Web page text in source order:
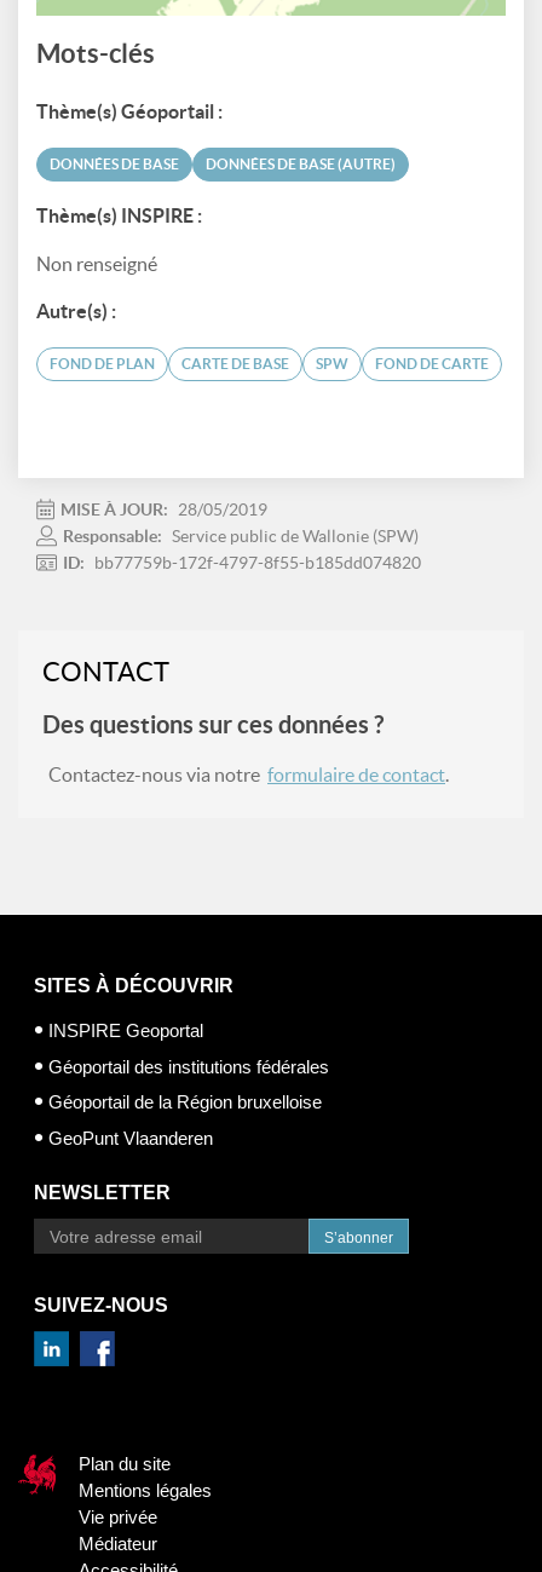
Mots-clés
Thème(s) Géoportail :
DONNÉES DE BASE DONNÉES DE BASE (AUTRE)
Thème(s) INSPIRE :
Non renseigné
Autre(s) :
FOND DE PLAN CARTE DE BASE SPW FOND DE CARTE
MISE À JOUR:
28/05/2019
Responsable: Service public de Wallonie (SPW)
ID:
bb77759b-172f-4797-8f55-b185dd074820
CONTACT
Des questions sur ces données ?
Contactez-nous via notre formulaire de contact.
SITES À DÉCOUVRIR
INSPIRE Geoportal
Géoportail des institutions fédérales
Géoportail de la Région bruxelloise
GeoPunt Vlaanderen
NEWSLETTER
S’abonner
SUIVEZ-NOUS
Plan du site
Mentions légales
Vie privée
Médiateur